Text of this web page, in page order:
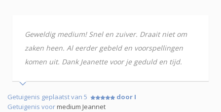
Geweldig medium! Snel en zuiver. Draait niet om
zaken heen. Al eerder gebeld en voorspellingen
komen uit. Dank Jeanette voor je geduld en tijd.
Getuigenis geplaatst van 5
door I
Getuigenis voormedium Jeannet